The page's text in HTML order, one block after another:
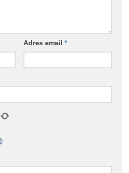
Adres email *